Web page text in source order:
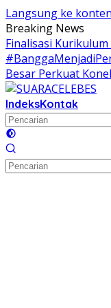
Langsung ke konten
Breaking News
Finalisasi
Besar Perkuat
IndeksKontak